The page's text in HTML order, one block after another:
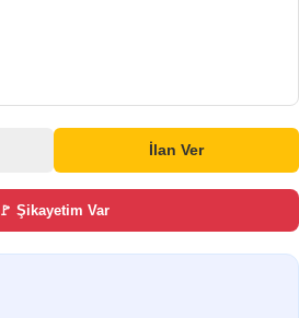
İlan Ver
🚩 Şikayetim Var